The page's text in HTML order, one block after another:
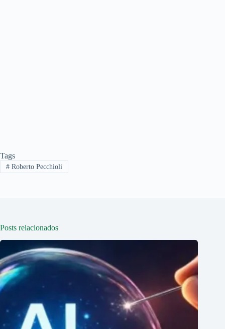
Tags
#Roberto Pecchioli
Posts relacionados